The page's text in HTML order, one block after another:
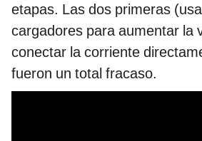
etapas. Las dos primeras
cargadores para aumentar la
conectar la corriente
fueron un total fracaso.